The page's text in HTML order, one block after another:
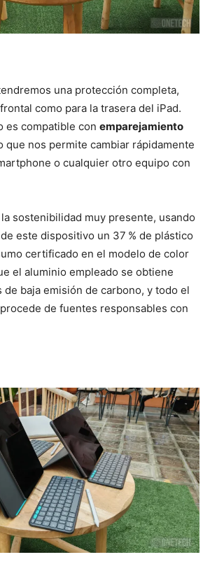
una protección completa,
como para la trasera del iPad.
es compatible con emparejamiento
que nos permite cambiar rápidamente
o cualquier otro equipo con
sostenibilidad muy presente, usando
este dispositivo un 37 % de plástico
certificado en el modelo de color
el aluminio empleado se obtiene
de baja emisión de carbono, y todo el
de fuentes responsables con